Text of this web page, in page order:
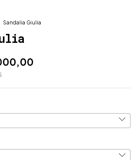
Sandalia Giulia